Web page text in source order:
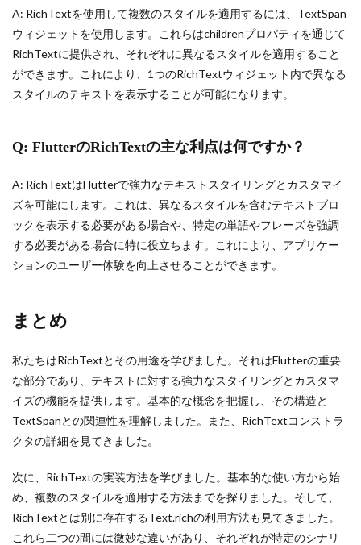
A: RichTextを使用して複数のスタイルを適用するには、TextSpan
ウィジェットを使用します。これらはchildrenプロパティを通じて
RichTextに提供され、それぞれに異なるスタイルを適用すること
ができます。これにより、1つのRichTextウィジェット内で異なる
スタイルのテキストを表示することが可能になります。
Q: FlutterのRichTextの主な利点は何ですか？
A: RichTextはFlutterで強力なテキストスタイリングとカスタマイ
ズを可能にします。これは、異なるスタイルを含むテキストブロ
ックを表示する必要がある場合や、特定の単語やフレーズを強調
する必要がある場合に特に役立ちます。これにより、アプリケー
ションのユーザー体験を向上させることができます。
まとめ
私たちはRichTextとその用途を学びました。それはFlutterの重要
な部分であり、テキストに対する強力なスタイリングとカスタマ
イズの機能を提供します。基本的な概念を把握し、その構造と
TextSpanとの関連性を理解しました。また、RichTextコンストラ
クタの詳細を見てきました。
次に、RichTextの実装方法を学びました。基本的な使い方から始
め、複数のスタイルを適用する方法までを探りました。そして、
RichTextとは別に存在するText.richの利用方法も見てきました。
これら二つの間には微妙な違いがあり、それぞれが特定のシナリ